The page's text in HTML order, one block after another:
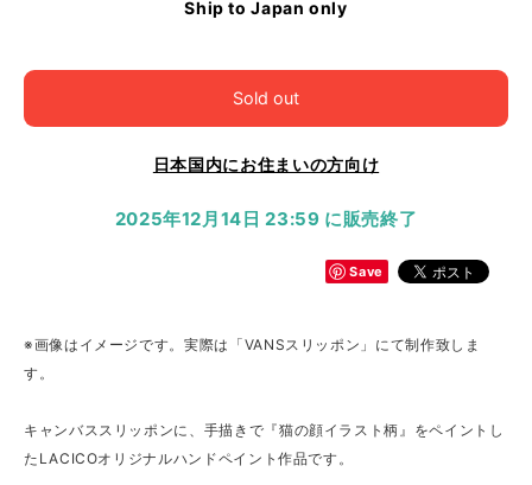
Ship to Japan only
Sold out
日本国内にお住まいの方向け
2025年12月14日 23:59 に販売終了
Save
※画像はイメージです。実際は「VANSスリッポン」にて制作致しま
す。
キャンバススリッポンに、手描きで『猫の顔イラスト柄』をペイントし
たLACICOオリジナルハンドペイント作品です。